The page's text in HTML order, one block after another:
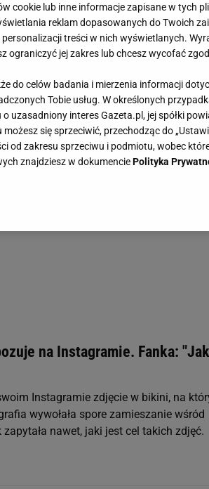
na Instagramie. Fanka:
Instagramie zdjęcie w bikini, na
wywołała spore zamieszanie wśród
nawet, jaki jest cel takich zdjęć.
cookie lub inne informacje zapisane w tych
reklam dopasowanych do Twoich
treści w nich wyświetlanych.
ograniczyć jej zakres lub chcesz wycofać
do celów badania i mierzenia informacji
Tobie usług. W określonych
uzasadniony interes Gazeta.pl, jej spółki
się sprzeciwić, przechodząc do
od zakresu sprzeciwu i podmiotu, wobec
znajdziesz w dokumenciePolityka
i przechowywanie plików cookie
Partnerów